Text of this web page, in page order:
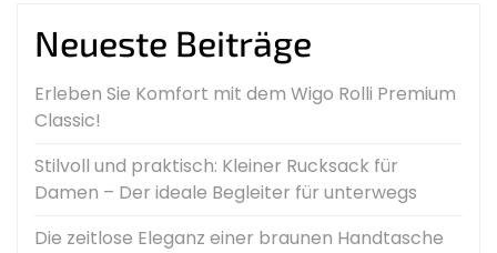
Neueste Beiträge
Erleben Sie Komfort mit dem Wigo Rolli Premium
Classic!
Stilvoll und praktisch: Kleiner Rucksack für
Damen – Der ideale Begleiter für unterwegs
Die zeitlose Eleganz einer braunen Handtasche